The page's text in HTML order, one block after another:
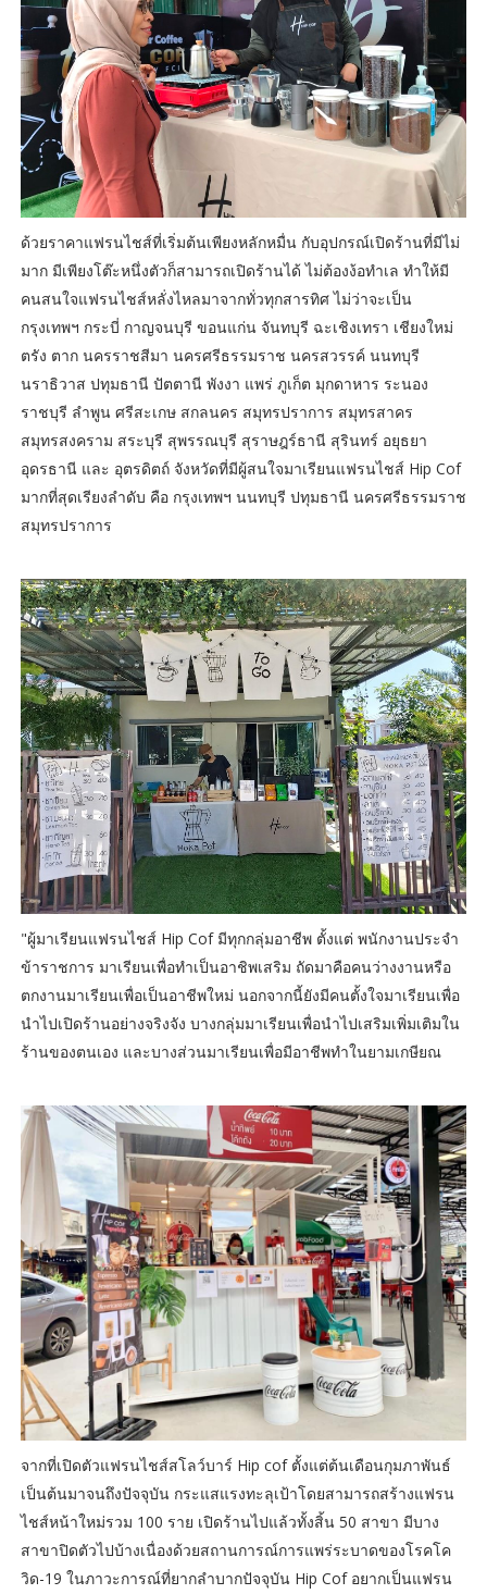
ด้วยราคาแฟรนไชส์ที่เริ่มต้นเพียงหลักหมื่น กับอุปกรณ์เปิดร้านที่มีไม่
มาก มีเพียงโต๊ะหนึ่งตัวก็สามารถเปิดร้านได้ ไม่ต้องง้อทำเล ทำให้มี
คนสนใจแฟรนไชส์หลั่งไหลมาจากทั่วทุกสารทิศ ไม่ว่าจะเป็น
กรุงเทพฯ กระบี่ กาญจนบุรี ขอนแก่น จันทบุรี ฉะเชิงเทรา เชียงใหม่
ตรัง ตาก นครราชสีมา นครศรีธรรมราช นครสวรรค์ นนทบุรี
นราธิวาส ปทุมธานี ปัตตานี พังงา แพร่ ภูเก็ต มุกดาหาร ระนอง
ราชบุรี ลำพูน ศรีสะเกษ สกลนคร สมุทรปราการ สมุทรสาคร
สมุทรสงคราม สระบุรี สุพรรณบุรี สุราษฎร์ธานี สุรินทร์ อยุธยา
อุดรธานี และ อุตรดิตถ์ จังหวัดที่มีผู้สนใจมาเรียนแฟรนไชส์ Hip Cof
มากที่สุดเรียงลำดับ คือ กรุงเทพฯ นนทบุรี ปทุมธานี นครศรีธรรมราช
สมุทรปราการ
"ผู้มาเรียนแฟรนไชส์ Hip Cof มีทุกกลุ่มอาชีพ ตั้งแต่ พนักงานประจำ
ข้าราชการ มาเรียนเพื่อทำเป็นอาชิพเสริม ถัดมาคือคนว่างงานหรือ
ตกงานมาเรียนเพื่อเป็นอาชีพใหม่ นอกจากนี้ยังมีคนตั้งใจมาเรียนเพื่อ
นำไปเปิดร้านอย่างจริงจัง บางกลุ่มมาเรียนเพื่อนำไปเสริมเพิ่มเติมใน
ร้านของตนเอง และบางส่วนมาเรียนเพื่อมีอาชีพทำในยามเกษียณ
จากที่เปิดตัวแฟรนไชส์สโลว์บาร์ Hip cof ตั้งแต่ต้นเดือนกุมภาพันธ์
เป็นต้นมาจนถึงปัจจุบัน กระแสแรงทะลุเป้าโดยสามารถสร้างแฟรน
ไชส์หน้าใหม่รวม 100 ราย เปิดร้านไปแล้วทั้งสิ้น 50 สาขา มีบาง
สาขาปิดตัวไปบ้างเนื่องด้วยสถานการณ์การแพร่ระบาดของโรคโค
วิด-19 ในภาวะการณ์ที่ยากลำบากปัจจุบัน Hip Cof อยากเป็นแฟรน